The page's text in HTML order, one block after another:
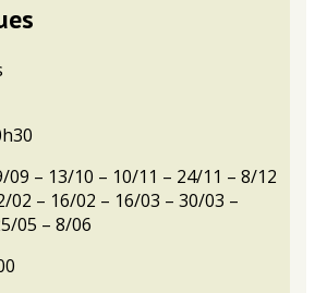
09 – 13/10 – 10/11 – 24/11 – 8/12
02 – 16/02 – 16/03 – 30/03 –
05 – 8/06